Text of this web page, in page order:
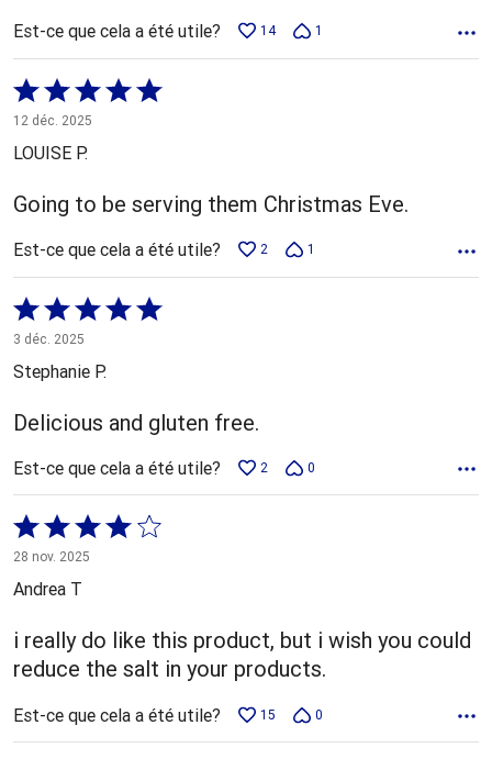
Est-ce que cela a été utile? 14 1
Coté
5 sur
5
12 déc. 2025
LOUISE P.
Going to be serving them Christmas Eve.
Est-ce que cela a été utile? 2 1
Coté
5 sur
5
3 déc. 2025
Stephanie P.
Delicious and gluten free.
Est-ce que cela a été utile? 2 0
Coté
4 sur
5
28 nov. 2025
Andrea T
i really do like this product, but i wish you could
reduce the salt in your products.
Est-ce que cela a été utile? 15 0